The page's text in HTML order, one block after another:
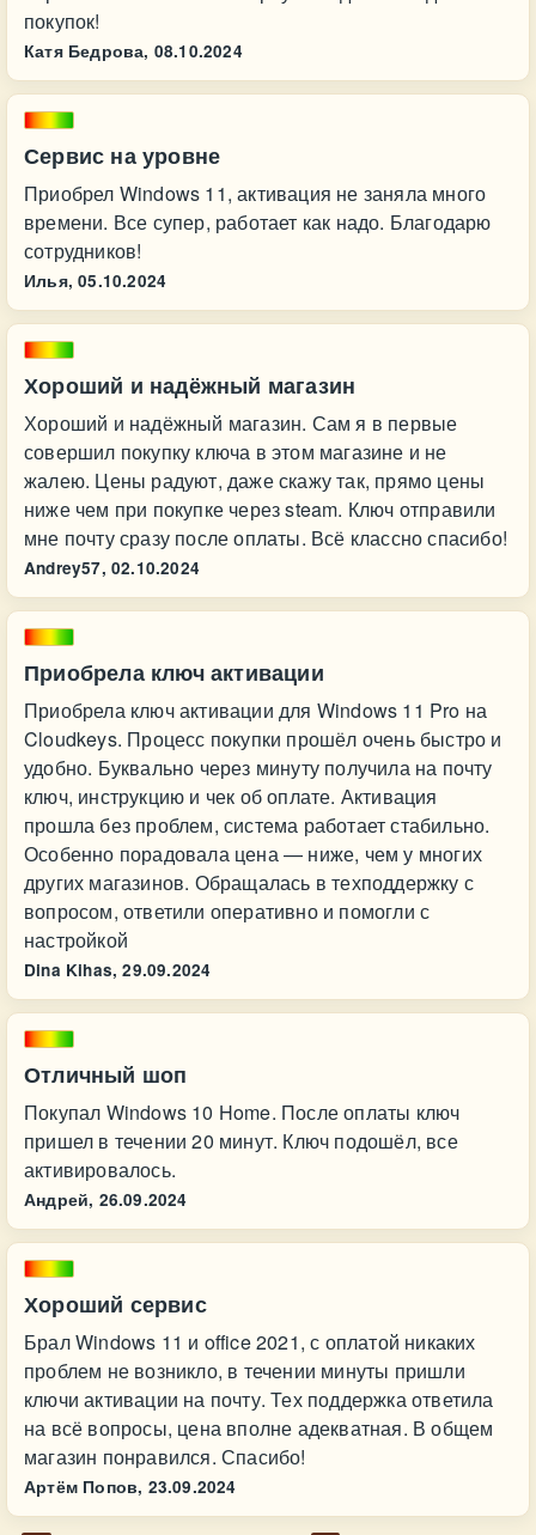
покупок!
Катя Бедрова, 08.10.2024
Сервис на уровне
Приобрел Windows 11, активация не заняла много
времени. Все супер, работает как надо. Благодарю
сотрудников!
Илья, 05.10.2024
Хороший и надёжный магазин
Хороший и надёжный магазин. Сам я в первые
совершил покупку ключа в этом магазине и не
жалею. Цены радуют, даже скажу так, прямо цены
ниже чем при покупке через steam. Ключ отправили
мне почту сразу после оплаты. Всё классно спасибо!
Andrey57, 02.10.2024
Приобрела ключ активации
Приобрела ключ активации для Windows 11 Pro на
Cloudkeys. Процесс покупки прошёл очень быстро и
удобно. Буквально через минуту получила на почту
ключ, инструкцию и чек об оплате. Активация
прошла без проблем, система работает стабильно.
Особенно порадовала цена — ниже, чем у многих
других магазинов. Обращалась в техподдержку с
вопросом, ответили оперативно и помогли с
настройкой
Dina Kihas, 29.09.2024
Отличный шоп
Покупал Windows 10 Home. После оплаты ключ
пришел в течении 20 минут. Ключ подошёл, все
активировалось.
Андрей, 26.09.2024
Хороший сервис
Брал Windows 11 и office 2021, с оплатой никаких
проблем не возникло, в течении минуты пришли
ключи активации на почту. Тех поддержка ответила
на всё вопросы, цена вполне адекватная. В общем
магазин понравился. Спасибо!
Артём Попов, 23.09.2024